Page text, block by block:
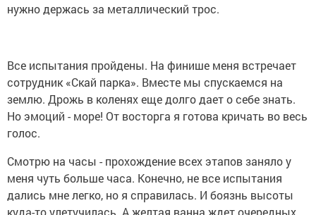
нужно держась за металлический трос.
Все испытания пройдены. На финише меня встречает
сотрудник «Скай парка». Вместе мы спускаемся на
землю. Дрожь в коленях еще долго дает о себе знать.
Но эмоций - море! От восторга я готова кричать во весь
голос.
Смотрю на часы - прохождение всех этапов заняло у
меня чуть больше часа. Конечно, не все испытания
дались мне легко, но я справилась. И боязнь высоты
куда-то улетучилась. А желтая ванна ждет очередных